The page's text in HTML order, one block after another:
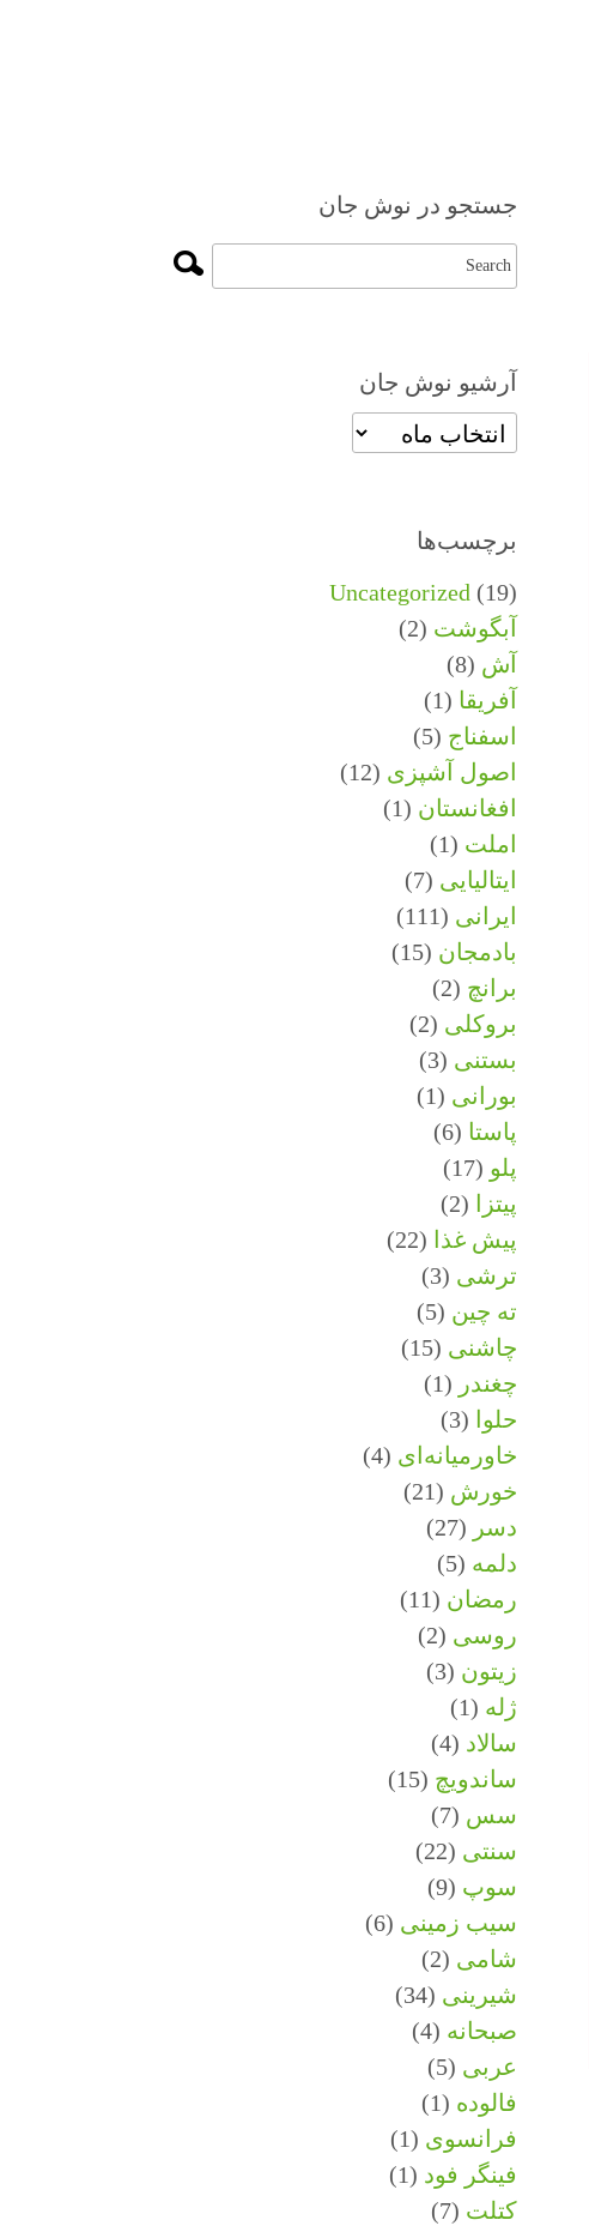
جستجو در نوش جان
آرشیو نوش جان
آرشیو
نوش
برچسب‌ها
Uncategorized (19)
آبگوشت (2)
آش (8)
آفریقا (1)
اسفناج (5)
اصول آشپزی (12)
افغانستان (1)
املت (1)
ایتالیایی (7)
ایرانی (111)
بادمجان (15)
برانچ (2)
بروکلی (2)
بستنی (3)
بورانی (1)
پاستا (6)
پلو (17)
پیتزا
(2)
پیش غذا (22)
ترشی (3)
ته چین (5)
چاشنی (15)
چغندر (1)
حلوا (3)
خاورمیانه‌ای (4)
خورش (21)
دسر (27)
دلمه (5)
رمضان (11)
روسی (2)
زیتون (3)
ژله (1)
سالاد (4)
ساندویچ (15)
سس (7)
سنتی (22)
سوپ (9)
سیب زمینی (6)
شامی (2)
شیرینی (34)
صبحانه (4)
عربی (5)
فالوده (1)
فرانسوی (1)
فینگر فود (1)
کتلت (7)